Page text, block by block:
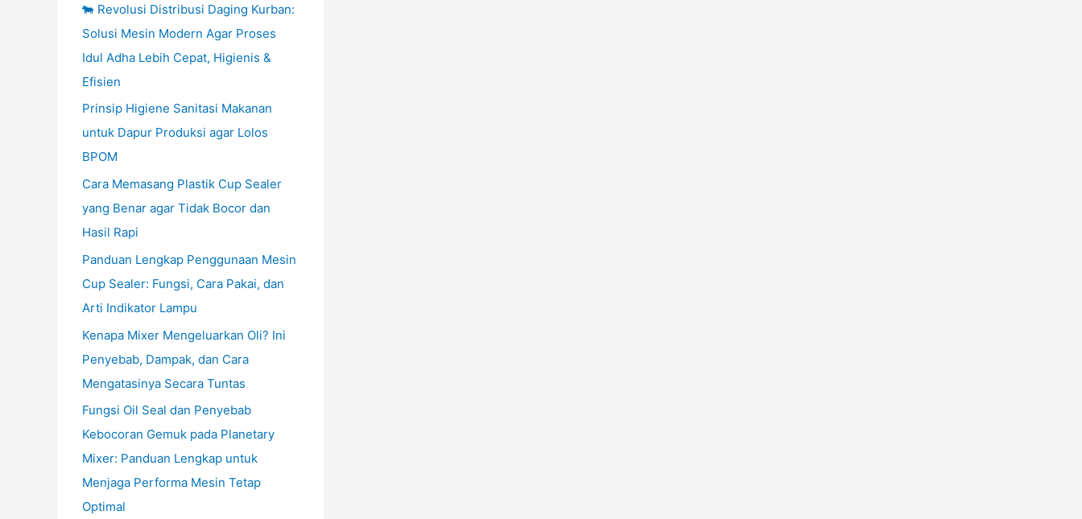
🐄 Revolusi Distribusi Daging Kurban:
Solusi Mesin Modern Agar Proses
Idul Adha Lebih Cepat, Higienis &
Efisien
Prinsip Higiene Sanitasi Makanan
untuk Dapur Produksi agar Lolos
BPOM
Cara Memasang Plastik Cup Sealer
yang Benar agar Tidak Bocor dan
Hasil Rapi
Panduan Lengkap Penggunaan Mesin
Cup Sealer: Fungsi, Cara Pakai, dan
Arti Indikator Lampu
Kenapa Mixer Mengeluarkan Oli? Ini
Penyebab, Dampak, dan Cara
Mengatasinya Secara Tuntas
Fungsi Oil Seal dan Penyebab
Kebocoran Gemuk pada Planetary
Mixer: Panduan Lengkap untuk
Menjaga Performa Mesin Tetap
Optimal